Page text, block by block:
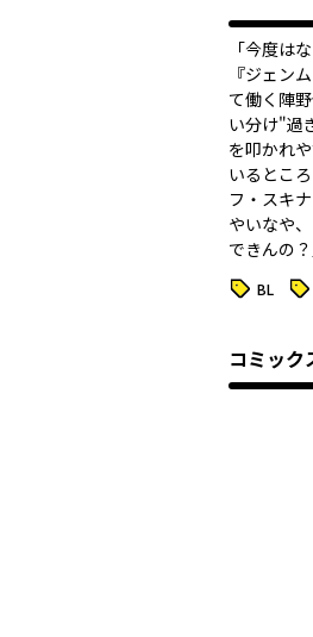
「今度は
『ジェン
て働く陣
い分け"過
を叩かれ
いるとこ
フ・スキ
やいなや
できんの
タグ BL タグ
コミック